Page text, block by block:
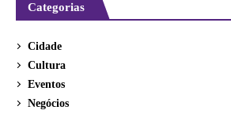
Categorias
Cidade
Cultura
Eventos
Negócios